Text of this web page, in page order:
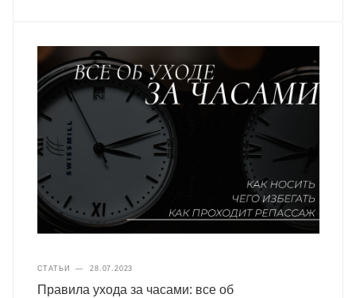
СТАТЬИ — 28.07.2023
Правила ухода за часами: все об